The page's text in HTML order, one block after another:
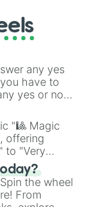
well as the
any yes
have to
yes or no
you will
"🎱 Magic
offering
to "Very
the
in this
the wheel
From